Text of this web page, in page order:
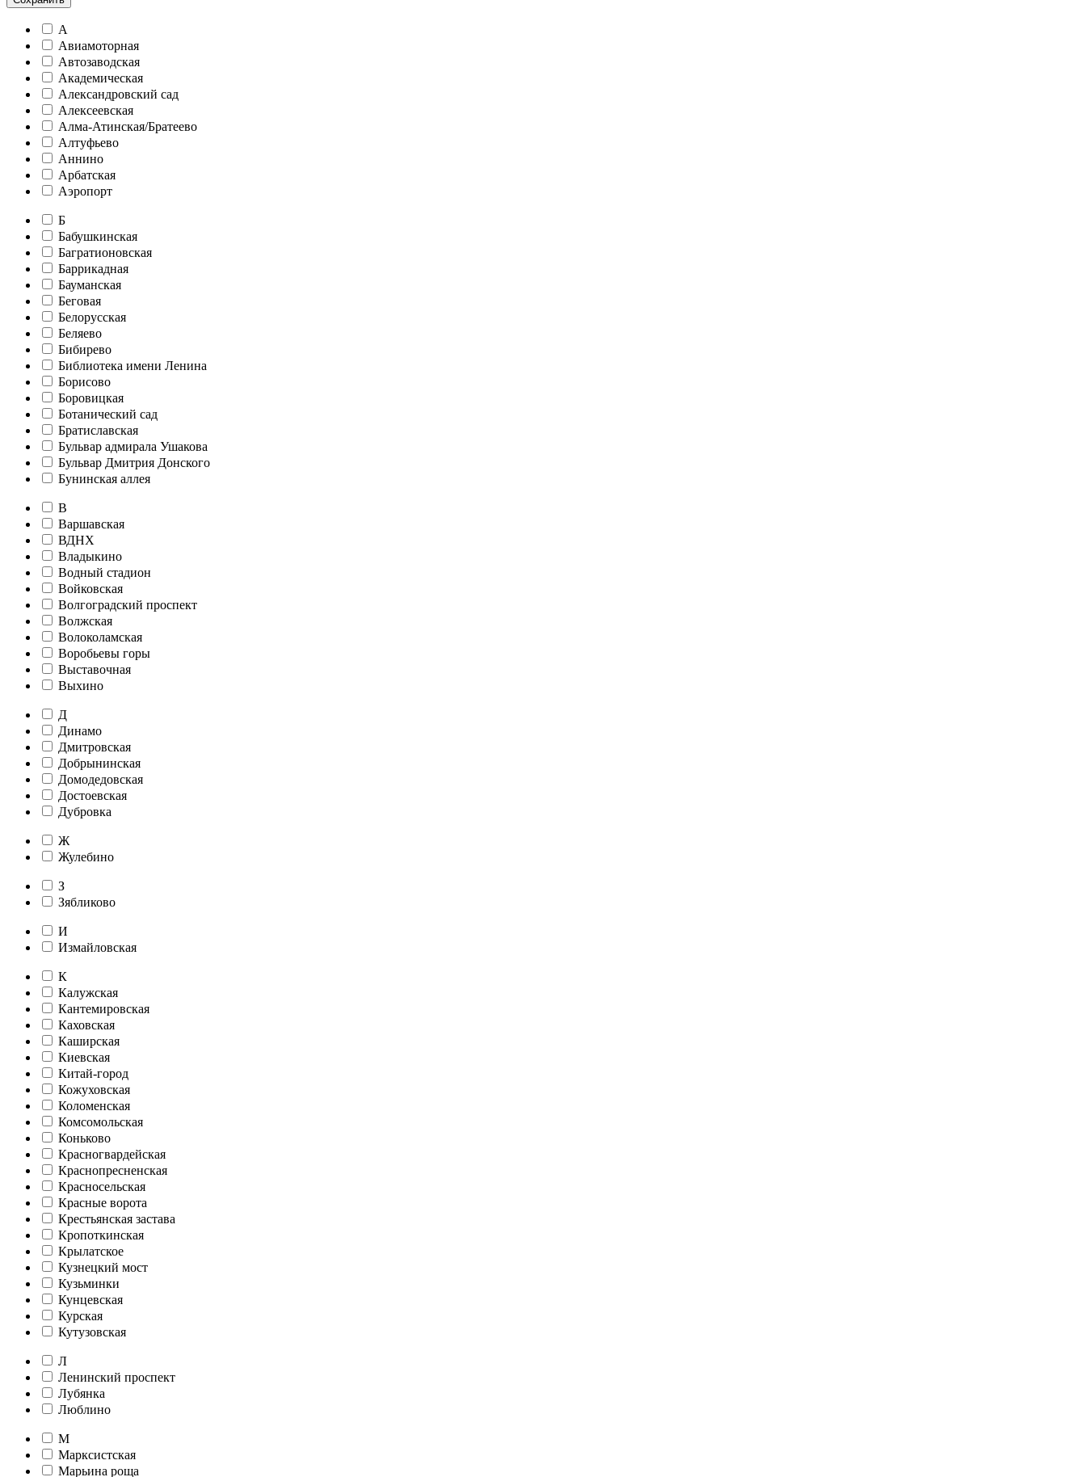
А
Авиамоторная
Автозаводская
Академическая
Александровский сад
Алексеевская
Алма-Атинская/Братеево
Алтуфьево
Аннино
Арбатская
Аэропорт
Б
Бабушкинская
Багратионовская
Баррикадная
Бауманская
Беговая
Белорусская
Беляево
Бибирево
Библиотека имени Ленина
Борисово
Боровицкая
Ботанический сад
Братиславская
Бульвар адмирала Ушакова
Бульвар Дмитрия Донского
Бунинская аллея
В
Варшавская
ВДНХ
Владыкино
Водный стадион
Войковская
Волгоградский проспект
Волжская
Волоколамская
Воробьевы горы
Выставочная
Выхино
Д
Динамо
Дмитровская
Добрынинская
Домодедовская
Достоевская
Дубровка
Ж
Жулебино
З
Зябликово
И
Измайловская
К
Калужская
Кантемировская
Каховская
Каширская
Киевская
Китай-город
Кожуховская
Коломенская
Комсомольская
Коньково
Красногвардейская
Краснопресненская
Красносельская
Красные ворота
Крестьянская застава
Кропоткинская
Крылатское
Кузнецкий мост
Кузьминки
Кунцевская
Курская
Кутузовская
Л
Ленинский проспект
Лубянка
Люблино
М
Марксистская
Марьина роща